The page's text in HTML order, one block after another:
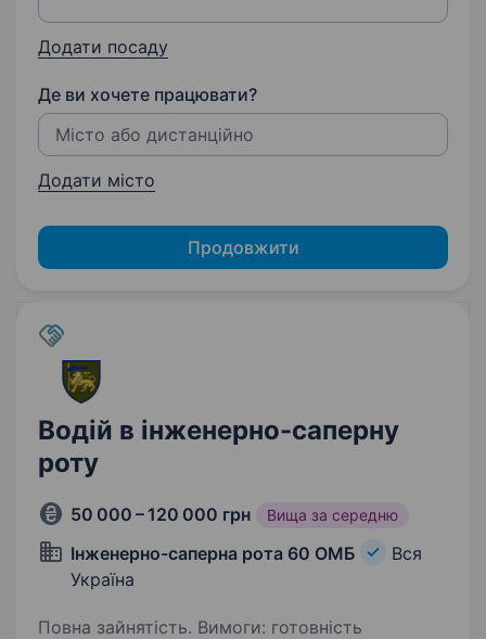
Додати посаду
Де ви хочете працювати?
Додати місто
Продовжити
Водій в інженерно-саперну
роту
50 000 – 120 000 грн Вища за середню
Інженерно-саперна рота 60 ОМБ
Вся
Україна
Повна зайнятість. Вимоги: готовність